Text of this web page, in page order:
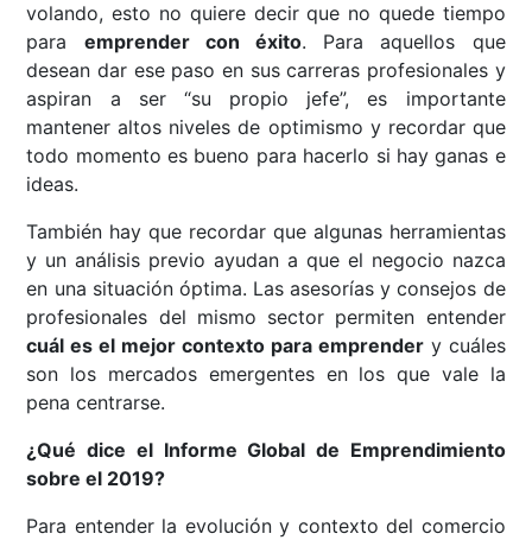
volando, esto no quiere decir que no quede tiempo
para emprender con éxito. Para aquellos que
desean dar ese paso en sus carreras profesionales y
aspiran a ser “su propio jefe”, es importante
mantener altos niveles de optimismo y recordar que
todo momento es bueno para hacerlo si hay ganas e
ideas.
También hay que recordar que algunas herramientas
y un análisis previo ayudan a que el negocio nazca
en una situación óptima. Las asesorías y consejos de
profesionales del mismo sector permiten entender
cuál es el mejor contexto para emprendery cuáles
son los mercados emergentes en los que vale la
pena centrarse.
¿Qué dice el Informe Global de Emprendimiento
sobre el 2019?
Para entender la evolución y contexto del comercio